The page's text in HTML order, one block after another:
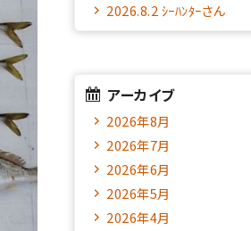
2026.8.2 ｼｰﾊﾝﾀｰさん
アーカイブ
2026年8月
2026年7月
2026年6月
2026年5月
2026年4月